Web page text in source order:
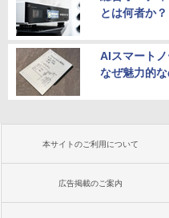
とは何者か？
AIスマート
なぜ魅力的な
本サイトのご利用について
広告掲載のご案内